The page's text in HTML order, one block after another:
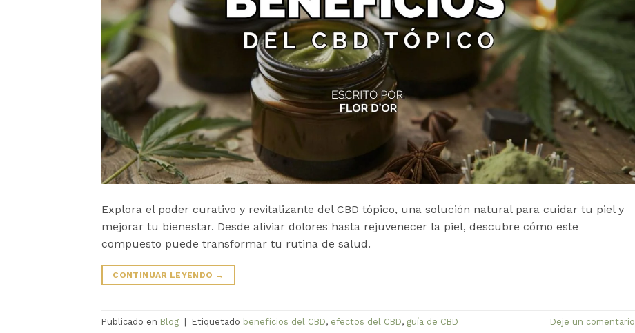
Explora el poder curativo y revitalizante del CBD tópico, una solución natural para cuidar tu piel y
mejorar tu bienestar. Desde aliviar dolores hasta rejuvenecer la piel, descubre cómo este
compuesto puede transformar tu rutina de salud.
CONTINUAR LEYENDO →
Publicado en Blog Etiquetado beneficios del CBD, efectos del CBD, guía de CBD Deje un comentario